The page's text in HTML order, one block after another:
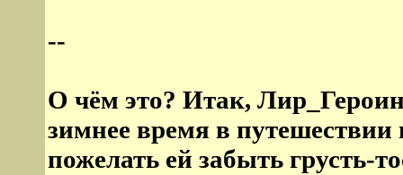
--
О чём это? Итак,
зимнее время в
пожелать ей забыть грусть-